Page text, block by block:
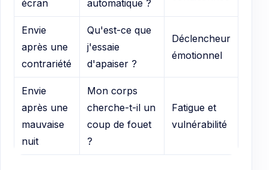
écran
automatique ?
Envie
après une
contrariété
Qu'est-ce que
j'essaie
d'apaiser ?
Déclencheur
émotionnel
Envie
après une
mauvaise
nuit
Mon corps
cherche-t-il un
coup de fouet
?
Fatigue et
vulnérabilité